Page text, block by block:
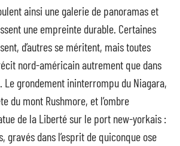
ainsi une galerie de panoramas et
une empreinte durable. Certaines
d’autres se méritent, mais toutes
nord-américain autrement que dans
Le grondement ininterrompu du Niagara,
du mont Rushmore, et l’ombre
de la Liberté sur le port new-yorkais :
gravés dans l’esprit de quiconque ose